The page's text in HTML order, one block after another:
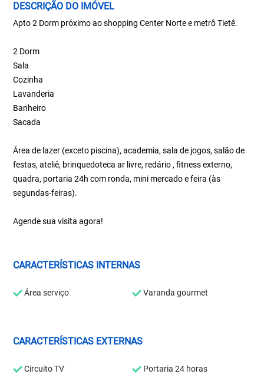
DESCRIÇÃO DO IMÓVEL
Apto 2 Dorm próximo ao shopping Center Norte e metrô Tietê.
2 Dorm
Sala
Cozinha
Lavanderia
Banheiro
Sacada
Área de lazer (exceto piscina), academia, sala de jogos, salão de
festas, ateliê, brinquedoteca ar livre, redário , fitness externo,
quadra, portaria 24h com ronda, mini mercado e feira (às
segundas-feiras).
Agende sua visita agora!
CARACTERÍSTICAS INTERNAS
Área serviço Varanda gourmet
CARACTERÍSTICAS EXTERNAS
Circuito TV Portaria 24 horas